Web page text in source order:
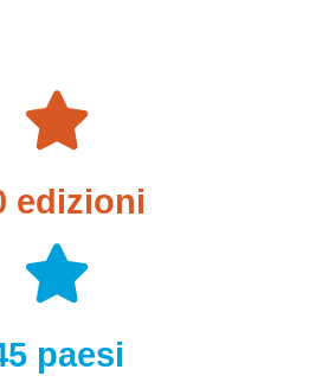
edizioni
paesi